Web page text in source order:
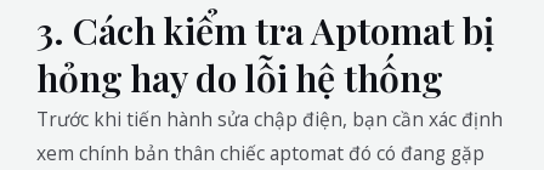
3. Cách kiểm tra Aptomat bị
hỏng hay do lỗi hệ thống
Trước khi tiến hành sửa chập điện, bạn cần xác định
xem chính bản thân chiếc aptomat đó có đang gặp